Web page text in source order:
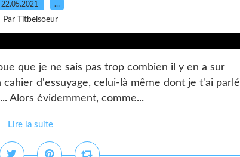
22.05.2021 …
Par Titbelsoeur
que je ne sais pas trop combien il y en a sur
d'essuyage, celui-là même dont je t'ai parlé
Alors évidemment, comme...
Lire la suite